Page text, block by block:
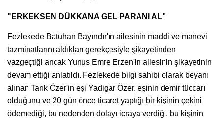
"ERKEKSEN DÜKKANA GEL PARANI AL"
Fezlekede Batuhan Bayındır'ın ailesinin maddi ve manevi
tazminatlarını aldıkları gerekçesiyle şikayetinden
vazgeçtiği ancak Yunus Emre Erzen'in ailesinin şikayetinin
devam ettiği anlatıldı. Fezlekede bilgi sahibi olarak beyanı
alınan Tarık Özer'in eşi Yadigar Özer, eşinin demir tüccarı
olduğunu ve 20 gün önce ticaret yaptığı bir kişinin çekini
ödemediği, bu nedenden dolayı icraya verdiği, bu kişinin